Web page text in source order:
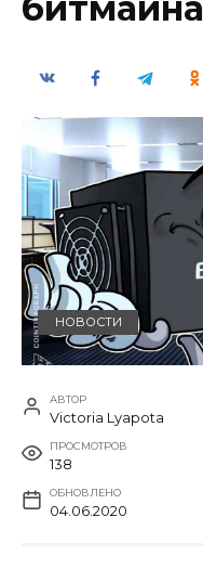
НОВОСТИ
АВТОР
Victoria Lyapota
ПРОСМОТРОВ
138
ОБНОВЛЕНО
04.06.2020